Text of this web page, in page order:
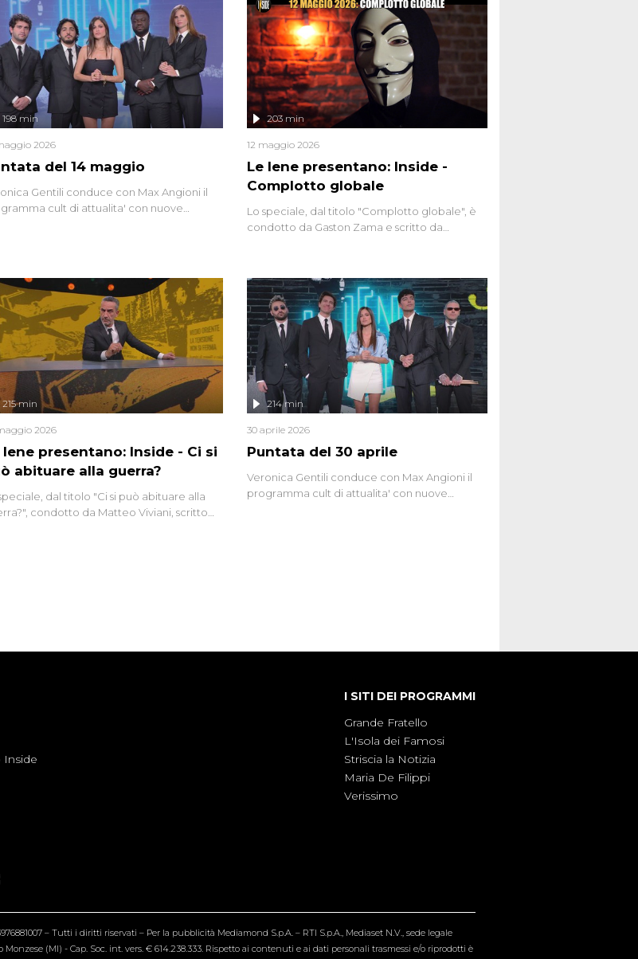
giudiziarie più discusse degli ultimi
Lo speciale ricostruisce la vicenda
in fila testimonianze, errori, dettagli
e i protagonisti di un'indagine che
non avere fine.
del 14 maggio
198 min
2026
Gentili conduce con Max Angioni il
cult di attualita' con nuove
Le Iene presentano: Inside -
Complotto globale
203 min
12 maggio 2026
Lo speciale, dal titolo "Complotto globale", è
condotto da Gaston Zama e scritto da
alternative, dei sospetti globali e del
complottismo che negli ultimi anni hanno
invaso social network, talk show, piazze digitali
e immaginario collettivo.
Iene presentano: Inside - Ci si
abituare alla guerra?
215 min
2026
dal titolo "Ci si può abituare alla
condotto da Matteo Viviani, scritto
Puntata del 30 aprile
214 min
30 aprile 2026
Veronica Gentili conduce con Max Angioni il
programma cult di attualita' con nuove
Inside
I SITI DEI PROGRAMMI
Grande Fratello
L'Isola dei Famosi
Striscia la Notizia
Maria De Filippi
Verissimo
– Tutti i diritti riservati – Per la pubblicità Mediamond S.p.A. – RTI S.p.A., Mediaset N.V., sede legale
(MI) - Cap. Soc. int. vers. € 614.238.333. Rispetto ai contenuti e ai dati personali trasmessi e/o riprodotti è